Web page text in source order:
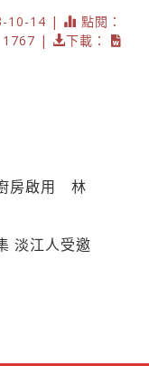
10-14 |
點閱：
1767 |
下載：
房啟用 林
淡江人受邀